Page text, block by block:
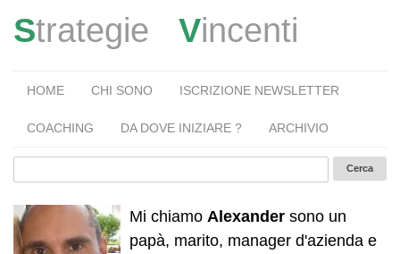
Strategie Vincenti
HOME CHI SONO ISCRIZIONE NEWSLETTER
COACHING DA DOVE INIZIARE ? ARCHIVIO
Mi chiamo Alexander sono un
papà, marito, manager d'azienda e